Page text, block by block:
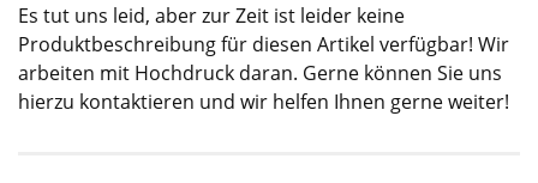
Es tut uns leid, aber zur Zeit ist leider keine
Produktbeschreibung für diesen Artikel verfügbar! Wir
arbeiten mit Hochdruck daran. Gerne können Sie uns
hierzu kontaktieren und wir helfen Ihnen gerne weiter!